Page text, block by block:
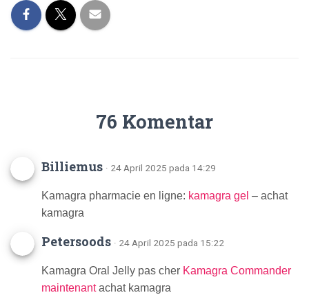
76 Komentar
Billiemus · 24 April 2025 pada 14:29
Kamagra pharmacie en ligne: kamagra gel – achat
kamagra
Petersoods · 24 April 2025 pada 15:22
Kamagra Oral Jelly pas cher Kamagra Commander
maintenantachat kamagra